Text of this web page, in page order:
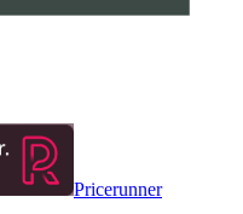
Pricerunner